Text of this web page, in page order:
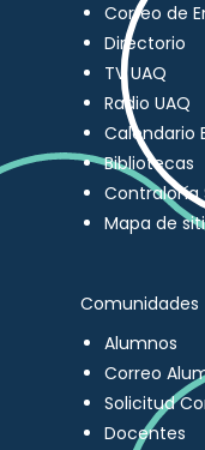
Correo de
Directorio
TV UAQ
Radio UAQ
Calendario
Bibliotecas
Contraloría
Mapa de
Comunidades
Alumnos
Correo
Solicitud
Docentes